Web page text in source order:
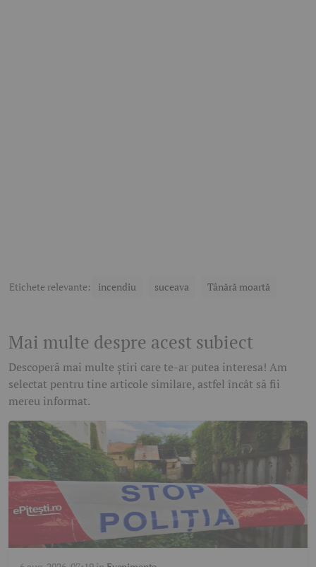
Etichete relevante: incendiu suceava Tânără moartă
Mai multe despre acest subiect
Descoperă mai multe știri care te-ar putea interesa! Am
selectat pentru tine articole similare, astfel încât să fii
mereu informat.